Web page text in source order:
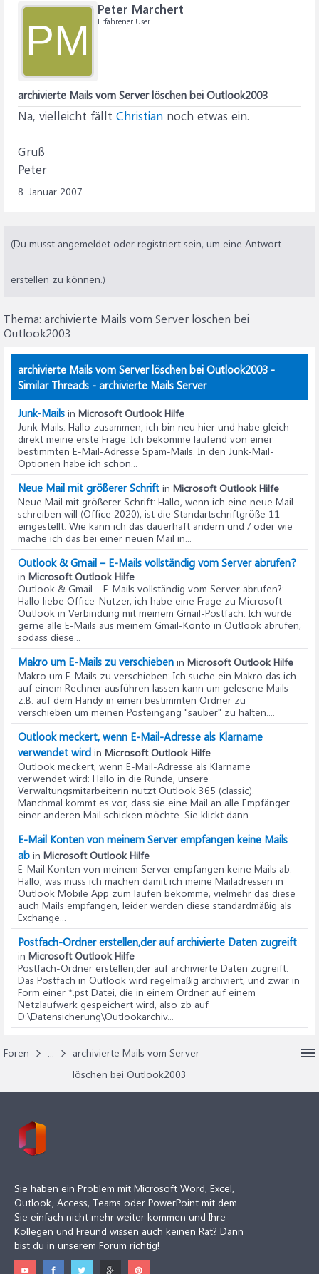
PM
Peter Marchert
Erfahrener User
archivierte Mails vom Server löschen bei Outlook2003
Na, vielleicht fällt Christian noch etwas ein.
Gruß
Peter
8. Januar 2007
(Du musst angemeldet oder registriert sein, um eine Antwort
erstellen zu können.)
Thema: archivierte Mails vom Server löschen bei
Outlook2003
archivierte Mails vom Server löschen bei Outlook2003 -
Similar Threads - archivierte Mails Server
Junk-Mails in Microsoft Outlook Hilfe
Junk-Mails: Hallo zusammen, ich bin neu hier und habe gleich
direkt meine erste Frage. Ich bekomme laufend von einer
bestimmten E-Mail-Adresse Spam-Mails. In den Junk-Mail-
Optionen habe ich schon...
Neue Mail mit größerer Schrift in Microsoft Outlook Hilfe
Neue Mail mit größerer Schrift: Hallo, wenn ich eine neue Mail
schreiben will (Office 2020), ist die Standartschriftgröße 11
eingestellt. Wie kann ich das dauerhaft ändern und / oder wie
mache ich das bei einer neuen Mail in...
Outlook & Gmail – E-Mails vollständig vom Server abrufen?
in Microsoft Outlook Hilfe
Outlook & Gmail – E-Mails vollständig vom Server abrufen?:
Hallo liebe Office-Nutzer, ich habe eine Frage zu Microsoft
Outlook in Verbindung mit meinem Gmail-Postfach. Ich würde
gerne alle E-Mails aus meinem Gmail-Konto in Outlook abrufen,
sodass diese...
Makro um E-Mails zu verschieben in Microsoft Outlook Hilfe
Makro um E-Mails zu verschieben: Ich suche ein Makro das ich
auf einem Rechner ausführen lassen kann um gelesene Mails
z.B. auf dem Handy in einen bestimmten Ordner zu
verschieben um meinen Posteingang "sauber" zu halten....
Outlook meckert, wenn E-Mail-Adresse als Klarname
verwendet wird in Microsoft Outlook Hilfe
Outlook meckert, wenn E-Mail-Adresse als Klarname
verwendet wird: Hallo in die Runde, unsere
Verwaltungsmitarbeiterin nutzt Outlook 365 (classic).
Manchmal kommt es vor, dass sie eine Mail an alle Empfänger
einer anderen Mail schicken möchte. Sie klickt dann...
E-Mail Konten von meinem Server empfangen keine Mails
ab in Microsoft Outlook Hilfe
E-Mail Konten von meinem Server empfangen keine Mails ab:
Hallo, was muss ich machen damit ich meine Mailadressen in
Outlook Mobile App zum laufen bekomme, vielmehr das diese
auch Mails empfangen, leider werden diese standardmäßig als
Exchange...
Postfach-Ordner erstellen,der auf archivierte Daten zugreift
in Microsoft Outlook Hilfe
Postfach-Ordner erstellen,der auf archivierte Daten zugreift:
Das Postfach in Outlook wird regelmäßig archiviert, und zwar in
Form einer *.pst Datei, die in einem Ordner auf einem
Netzlaufwerk gespeichert wird, also zb auf
D:\Datensicherung\Outlookarchiv...
Foren ...
archivierte Mails vom Server
löschen bei Outlook2003
Sie haben ein Problem mit Microsoft Word, Excel,
Outlook, Access, Teams oder PowerPoint mit dem
Sie einfach nicht mehr weiter kommen und Ihre
Kollegen und Freund wissen auch keinen Rat? Dann
bist du in unserem Forum richtig!